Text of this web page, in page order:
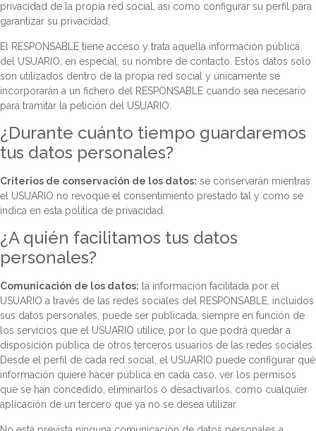
privacidad de la propia red social, así como configurar su perfil para
garantizar su privacidad.
El RESPONSABLE tiene acceso y trata aquella información pública
del USUARIO, en especial, su nombre de contacto. Estos datos solo
son utilizados dentro de la propia red social y únicamente se
incorporarán a un fichero del RESPONSABLE cuando sea necesario
para tramitar la petición del USUARIO.
¿Durante cuánto tiempo guardaremos
tus datos personales?
Criterios de conservación de los datos: se conservarán mientras
el USUARIO no revoque el consentimiento prestado tal y como se
indica en esta política de privacidad.
¿A quién facilitamos tus datos
personales?
Comunicación de los datos: la información facilitada por el
USUARIO a través de las redes sociales del RESPONSABLE, incluidos
sus datos personales, puede ser publicada, siempre en función de
los servicios que el USUARIO utilice, por lo que podrá quedar a
disposición pública de otros terceros usuarios de las redes sociales.
Desde el perfil de cada red social, el USUARIO puede configurar qué
información quiere hacer pública en cada caso, ver los permisos
que se han concedido, eliminarlos o desactivarlos, como cualquier
aplicación de un tercero que ya no se desea utilizar.